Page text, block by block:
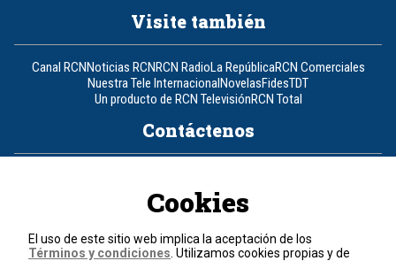
Visite también
Canal RCNNoticias RCNRCN RadioLa RepúblicaRCN Comerciales
Nuestra Tele InternacionalNovelasFidesTDT
Un producto de RCN TelevisiónRCN Total
Contáctenos
Política de cookies
Términos y condiciones
Cookies
El uso de este sitio web implica la aceptación de los
Términos y condiciones . Utilizamos cookies propias y de